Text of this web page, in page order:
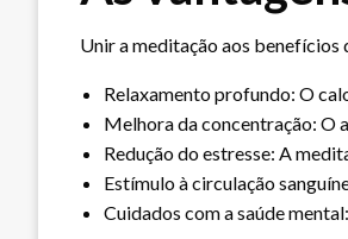
Unir a meditação aos benefícios
Relaxamento profundo: O
Melhora da concentração: O
Redução do estresse: A
Estímulo à circulação
Cuidados com a saúde